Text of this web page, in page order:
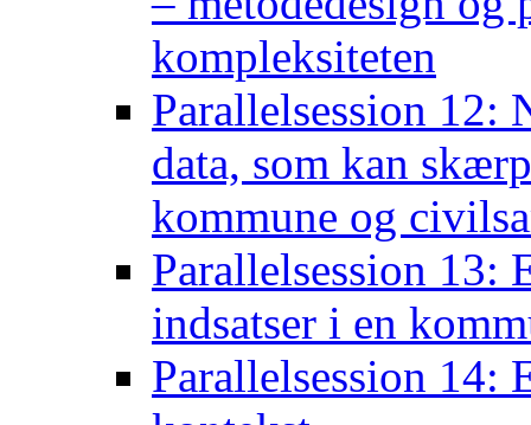
kompleksiteten
Parallelsession
data, som kan
kommune og
Parallelsession
indsatser i en
Parallelsession 14: